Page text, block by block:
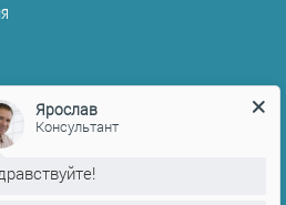
Ярослав
Консультант